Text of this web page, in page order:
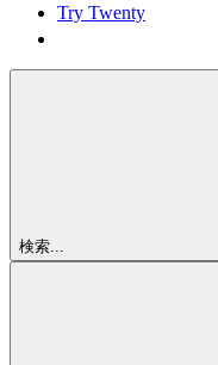
Try Twenty
検索...